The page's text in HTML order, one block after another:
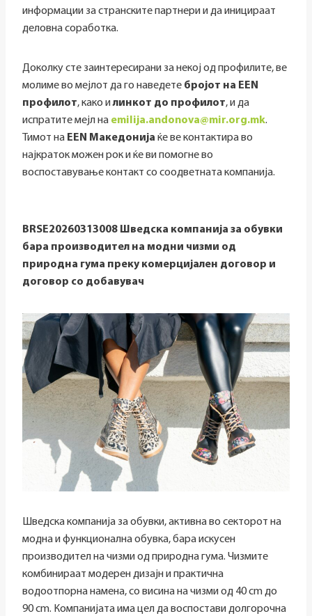
информации за странските партнери и да иницираат
деловна соработка.
Доколку сте заинтересирани за некој од профилите, ве
молиме во мејлот да го наведете бројот на EEN
профилот, како илинкот до профилот, и да
испратите мејл на emilija.andonova@mir.org.mk.
Тимот на EEN Македонија ќе ве контактира во
најкраток можен рок и ќе ви помогне во
воспоставување контакт со соодветната компанија.
BRSE20260313008 Шведска компанија за обувки
бара производител на модни чизми од
природна гума преку комерцијален договор и
договор со добавувач
Шведска компанија за обувки, активна во секторот на
модна и функционална обувка, бара искусен
производител на чизми од природна гума. Чизмите
комбинираат модерен дизајн и практична
водоотпорна намена, со висина на чизми од 40 cm до
90 cm. Компанијата има цел да воспостави долгорочна